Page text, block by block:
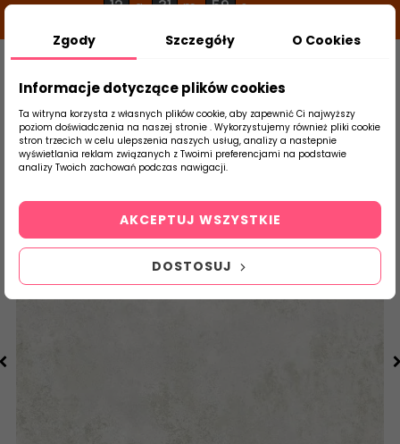
12 g 31 m 59 s
Szukaj
produktu
Strona Główna Salon / Taras Tubądzin
Zgody Szczegóły O Cookies
Informacje dotyczące plików cookies
Ta witryna korzysta z własnych plików cookie, aby zapewnić Ci najwyższy
poziom doświadczenia na naszej stronie . Wykorzystujemy również pliki cookie
stron trzecich w celu ulepszenia naszych usług, analizy a nastepnie
wyświetlania reklam związanych z Twoimi preferencjami na podstawie
analizy Twoich zachowań podczas nawigacji.
DOSTOSUJ
AKCEPTUJ WSZYSTKIE